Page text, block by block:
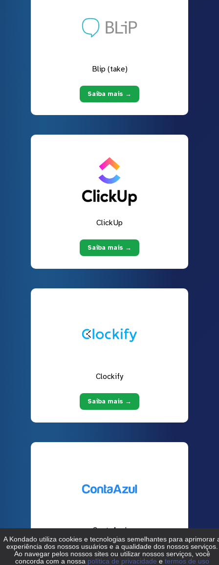
Blip (take)
Saiba mais →
ClickUp
Saiba mais →
Clockify
Saiba mais →
ContaAzul
Saiba mais →